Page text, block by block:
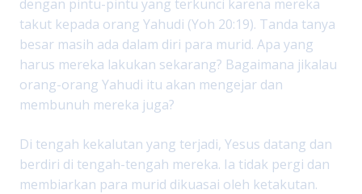
dengan pintu-pintu yang terkunci karena mereka
takut kepada orang Yahudi (Yoh 20:19). Tanda tanya
besar masih ada dalam diri para murid. Apa yang
harus mereka lakukan sekarang? Bagaimana jikalau
orang-orang Yahudi itu akan mengejar dan
membunuh mereka juga?
Di tengah kekalutan yang terjadi, Yesus datang dan
berdiri di tengah-tengah mereka. Ia tidak pergi dan
membiarkan para murid dikuasai oleh ketakutan.